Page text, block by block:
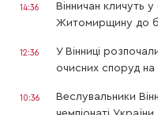
14:36
Вінничан кличуть
Житомирщину до
12:36
У Вінниці
очисних споруд на
10:36
Веслувальники